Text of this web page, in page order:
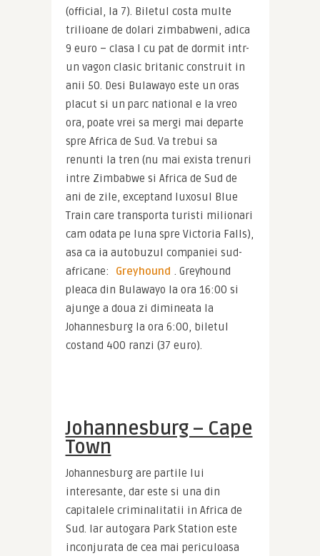
(official, la 7). Biletul costa multe
trilioane de dolari zimbabweni, adica
9 euro – clasa I cu pat de dormit intr-
un vagon clasic britanic construit in
anii 50. Desi Bulawayo este un oras
placut si un parc national e la vreo
ora, poate vrei sa mergi mai departe
spre Africa de Sud. Va trebui sa
renunti la tren (nu mai exista trenuri
intre Zimbabwe si Africa de Sud de
ani de zile, exceptand luxosul Blue
Train care transporta turisti milionari
cam odata pe luna spre Victoria Falls),
asa ca ia autobuzul companiei sud-
africane:
Greyhound . Greyhound
pleaca din Bulawayo la ora 16:00 si
ajunge a doua zi dimineata la
Johannesburg la ora 6:00, biletul
costand 400 ranzi (37 euro).
Johannesburg – Cape
Town
Johannesburg are partile lui
interesante, dar este si una din
capitalele criminalitatii in Africa de
Sud. Iar autogara Park Station este
inconjurata de cea mai periculoasa